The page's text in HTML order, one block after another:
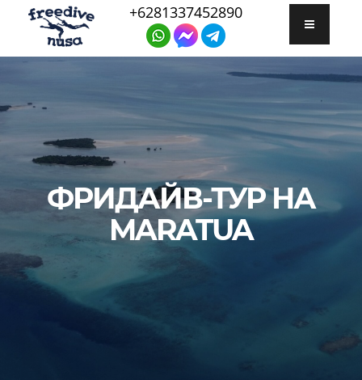
+6281337452890
ФРИДАЙВ-ТУР НА
MARATUA